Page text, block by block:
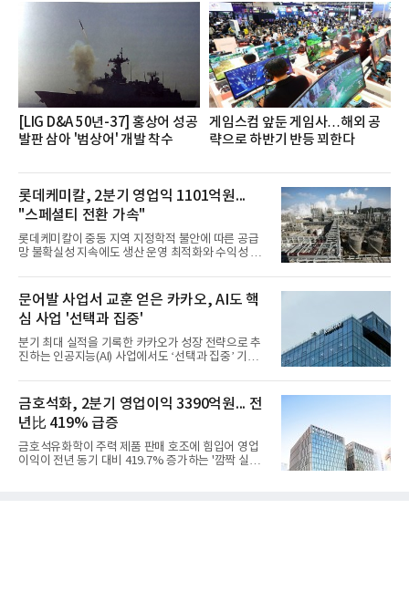
쳐 진행됐다.참고로 새로이(e)는 NH농협캐피탈 MZ
세대들로(과장~계장) 구성된 자율 참여조직으로, 조
직문화 혁신과 업무 효율성 향상을 위한 다양한 활동
을 추진하며,새로운 변화와 이로운 영향력을 조직전
반에 전파하는 역할
[LIG D&A 50년-37] 홍상어 성공
발판 삼아 '범상어' 개발 착수
게임스컴 앞둔 게임사…해외 공
략으로 하반기 반등 꾀한다
롯데케미칼, 2분기 영업익 1101억원...
"스페셜티 전환 가속"
롯데케미칼이 중동 지역 지정학적 불안에 따른 공급
망 불확실성 지속에도 생산 운영 최적화와 수익성 중
어갔다.롯데케미칼이 2026년 2분기 연결 기준 매출
액 5조6864억원, 영업이익 1101억원을 기록했다고 7
일 밝혔다. 사업별로는 기초화학 부문(롯데케미칼 기
초소재사업·LC타이탄·LC USA·롯데대산석화)이 매
출 3조9403억원, 영업이익 23억원을 기록했다. 정기
보수 영향과 원료 가격 변동에 따른 래깅 효과로 전분
기 대비 수익성은 둔화됐지만 흑자 전환 흐름을 유지
우호적인 환율 효과
문어발 사업서 교훈 얻은 카카오, AI도 핵
심 사업 '선택과 집중'
분기 최대 실적을 기록한 카카오가 성장 전략으로 추
진하는 인공지능(AI) 사업에서도 ‘선택과 집중’ 기조
라 투자에 나서는 것과 달리, 카카오는 ‘카카오톡’이
라는 플랫폼 경쟁력을 활용한 AI 에이전트 서비스에
집중하는 전략이다. 과거 무리한 사업 확장 과정에서
겪었던 시행착오를 되풀이하지 않고 핵심 역량에 집
중하겠다는 취지로 풀이된다.7일 업계에 따르면 카카
오는 올해 2분기 연결 기준 매출 2조985억원, 영업이
익 2770억원을 기록했다. 전년 동기 대비 매출과 영업
금호석화, 2분기 영업이익 3390억원... 전
년比 419% 급증
금호석유화학이 주력 제품 판매 호조에 힘입어 영업
이익이 전년 동기 대비 419.7% 증가하는 '깜짝 실